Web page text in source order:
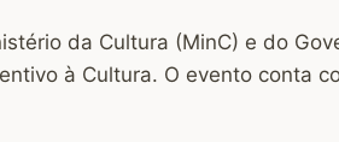
da Cultura (MinC) e do
à Cultura. O evento conta